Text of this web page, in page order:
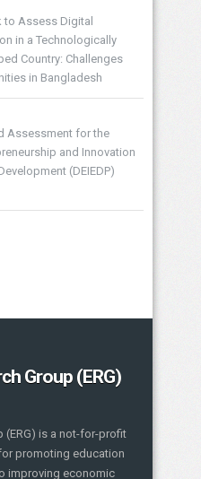
to Assess Digital
in a Technologically
Country: Challenges
in Bangladesh
Assessment for the
and Innovation
(DEIEDP)
Group (ERG)
(ERG) is a not-for-profit
promoting education
improving economic